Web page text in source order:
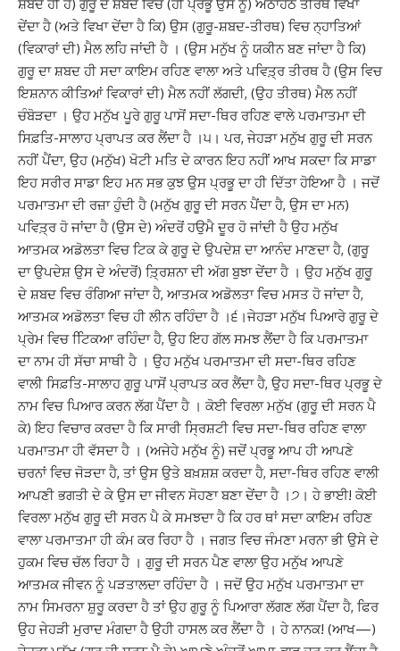
ਸ਼ਬਦ ਹੀ ਹੈ) ਗੁਰੂ ਦੇ ਸ਼ਬਦ ਵਿਚ (ਹੀ ਪ੍ਰਭੂ ਉਸ ਨੂੰ) ਅਠਾਹਠ ਤੀਰਥ ਵਿਖਾ
ਦੇਂਦਾ ਹੈ (ਅਤੇ ਵਿਖਾ ਦੇਂਦਾ ਹੈ ਕਿ) ਉਸ (ਗੁਰੂ-ਸ਼ਬਦ-ਤੀਰਥ) ਵਿਚ ਨ੍ਹਾਤਿਆਂ
(ਵਿਕਾਰਾਂ ਦੀ) ਮੈਲ ਲਹਿ ਜਾਂਦੀ ਹੈ । (ਉਸ ਮਨੁੱਖ ਨੂੰ ਯਕੀਨ ਬਣ ਜਾਂਦਾ ਹੈ ਕਿ)
ਗੁਰੂ ਦਾ ਸ਼ਬਦ ਹੀ ਸਦਾ ਕਾਇਮ ਰਹਿਣ ਵਾਲਾ ਅਤੇ ਪਵਿਤ਼੍ਰ ਤੀਰਥ ਹੈ (ਉਸ ਵਿਚ
ਇਸ਼ਨਾਨ ਕੀਤਿਆਂ ਵਿਕਾਰਾਂ ਦੀ) ਮੈਲ ਨਹੀਂ ਲੱਗਦੀ, (ਉਹ ਤੀਰਥ) ਮੈਲ ਨਹੀਂ
ਚੰਬੋੜਦਾ । ਉਹ ਮਨੁੱਖ ਪੂਰੇ ਗੁਰੂ ਪਾਸੋਂ ਸਦਾ-ਥਿਰ ਰਹਿਣ ਵਾਲੇ ਪਰਮਾਤਮਾ ਦੀ
ਸਿਫ਼ਤਿ-ਸਾਲਾਹ ਪ੍ਰਾਪਤ ਕਰ ਲੈਂਦਾ ਹੈ ।੫। ਪਰ, ਜੇਹੜਾ ਮਨੁੱਖ ਗੁਰੂ ਦੀ ਸਰਨ
ਨਹੀਂ ਪੈਂਦਾ, ਉਹ (ਮਨੁੱਖ) ਖੋਟੀ ਮਤਿ ਦੇ ਕਾਰਨ ਇਹ ਨਹੀਂ ਆਖ ਸਕਦਾ ਕਿ ਸਾਡਾ
ਇਹ ਸਰੀਰ ਸਾਡਾ ਇਹ ਮਨ ਸਭ ਕੁਝ ਉਸ ਪ੍ਰਭੂ ਦਾ ਹੀ ਦਿੱਤਾ ਹੋਇਆ ਹੈ । ਜਦੋਂ
ਪਰਮਾਤਮਾ ਦੀ ਰਜ਼ਾ ਹੁੰਦੀ ਹੈ (ਮਨੁੱਖ ਗੁਰੂ ਦੀ ਸਰਨ ਪੈਂਦਾ ਹੈ, ਉਸ ਦਾ ਮਨ)
ਪਵਿਤ਼੍ਰ ਹੋ ਜਾਂਦਾ ਹੈ (ਉਸ ਦੇ) ਅੰਦਰੋਂ ਹਉਮੈ ਦੂਰ ਹੋ ਜਾਂਦੀ ਹੈ ਉਹ ਮਨੁੱਖ
ਆਤਮਕ ਅਡੋਲਤਾ ਵਿਚ ਟਿਕ ਕੇ ਗੁਰੂ ਦੇ ਉਪਦੇਸ਼ ਦਾ ਆਨੰਦ ਮਾਣਦਾ ਹੈ, (ਗੁਰੂ
ਦਾ ਉਪਦੇਸ਼ ਉਸ ਦੇ ਅੰਦਰੋਂ) ਤ਼੍ਰਿਸ਼ਨਾ ਦੀ ਅੱਗ ਬੁਝਾ ਦੇਂਦਾ ਹੈ । ਉਹ ਮਨੁੱਖ ਗੁਰੂ
ਦੇ ਸ਼ਬਦ ਵਿਚ ਰੰਗਿਆ ਜਾਂਦਾ ਹੈ, ਆਤਮਕ ਅਡੋਲਤਾ ਵਿਚ ਮਸਤ ਹੋ ਜਾਂਦਾ ਹੈ,
ਆਤਮਕ ਅਡੋਲਤਾ ਵਿਚ ਹੀ ਲੀਨ ਰਹਿੰਦਾ ਹੈ ।੬।ਜੇਹੜਾ ਮਨੁੱਖ ਪਿਆਰੇ ਗੁਰੂ ਦੇ
ਪ੍ਰੇਮ ਵਿਚ ਟਿਿਕਆ ਰਹਿੰਦਾ ਹੈ, ਉਹ ਇਹ ਗੱਲ ਸਮਝ ਲੈਂਦਾ ਹੈ ਕਿ ਪਰਮਾਤਮਾ
ਦਾ ਨਾਮ ਹੀ ਸੱਚਾ ਸਾਥੀ ਹੈ । ਉਹ ਮਨੁੱਖ ਪਰਮਾਤਮਾ ਦੀ ਸਦਾ-ਥਿਰ ਰਹਿਣ
ਵਾਲੀ ਸਿਫ਼ਤਿ-ਸਾਲਾਹ ਗੁਰੂ ਪਾਸੋਂ ਪ੍ਰਾਪਤ ਕਰ ਲੈਂਦਾ ਹੈ, ਉਹ ਸਦਾ-ਥਿਰ ਪ੍ਰਭੂ ਦੇ
ਨਾਮ ਵਿਚ ਪਿਆਰ ਕਰਨ ਲੱਗ ਪੈਂਦਾ ਹੈ । ਕੋਈ ਵਿਰਲਾ ਮਨੁੱਖ (ਗੁਰੂ ਦੀ ਸਰਨ ਪੈ
ਕੇ) ਇਹ ਵਿਚਾਰ ਕਰਦਾ ਹੈ ਕਿ ਸਾਰੀ ਸ੍ਰਿਸ਼ਟੀ ਵਿਚ ਸਦਾ-ਥਿਰ ਰਹਿਣ ਵਾਲਾ
ਪਰਮਾਤਮਾ ਹੀ ਵੱਸਦਾ ਹੈ । (ਅਜੇਹੇ ਮਨੁੱਖ ਨੂੰ) ਜਦੋਂ ਪ੍ਰਭੂ ਆਪ ਹੀ ਆਪਣੇ
ਚਰਨਾਂ ਵਿਚ ਜੋੜਦਾ ਹੈ, ਤਾਂ ਉਸ ਉਤੇ ਬਖ਼ਸ਼ਸ਼ ਕਰਦਾ ਹੈ, ਸਦਾ-ਥਿਰ ਰਹਿਣ ਵਾਲੀ
ਆਪਣੀ ਭਗਤੀ ਦੇ ਕੇ ਉਸ ਦਾ ਜੀਵਨ ਸੋਹਣਾ ਬਣਾ ਦੇਂਦਾ ਹੈ ।੭। ਹੇ ਭਾਈ! ਕੋਈ
ਵਿਰਲਾ ਮਨੁੱਖ ਗੁਰੂ ਦੀ ਸਰਨ ਪੈ ਕੇ ਸਮਝਦਾ ਹੈ ਕਿ ਹਰ ਥਾਂ ਸਦਾ ਕਾਇਮ ਰਹਿਣ
ਵਾਲਾ ਪਰਮਾਤਮਾ ਹੀ ਕੰਮ ਕਰ ਰਿਹਾ ਹੈ । ਜਗਤ ਵਿਚ ਜੰਮਣਾ ਮਰਨਾ ਭੀ ਉਸੇ ਦੇ
ਹੁਕਮ ਵਿਚ ਚੱਲ ਰਿਹਾ ਹੈ । ਗੁਰੂ ਦੀ ਸਰਨ ਪੈਣ ਵਾਲਾ ਉਹ ਮਨੁੱਖ ਆਪਣੇ
ਆਤਮਕ ਜੀਵਨ ਨੂੰ ਪੜਤਾਲਦਾ ਰਹਿੰਦਾ ਹੈ । ਜਦੋਂ ਉਹ ਮਨੁੱਖ ਪਰਮਾਤਮਾ ਦਾ
ਨਾਮ ਸਿਮਰਨਾ ਸ਼ੁਰੂ ਕਰਦਾ ਹੈ ਤਾਂ ਉਹ ਗੁਰੂ ਨੂੰ ਪਿਆਰਾ ਲੱਗਣ ਲੱਗ ਪੈਂਦਾ ਹੈ, ਫਿਰ
ਉਹ ਜੇਹੜੀ ਮੁਰਾਦ ਮੰਗਦਾ ਹੈ ਉਹੀ ਹਾਸਲ ਕਰ ਲੈਂਦਾ ਹੈ । ਹੇ ਨਾਨਕ! (ਆਖ—)